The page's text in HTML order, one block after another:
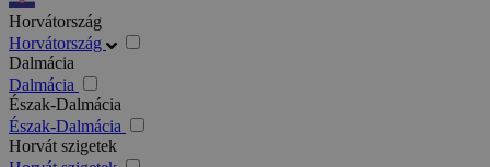
Horvátország
Horvátország
Dalmácia
Dalmácia
Észak-Dalmácia
Észak-Dalmácia
Horvát szigetek